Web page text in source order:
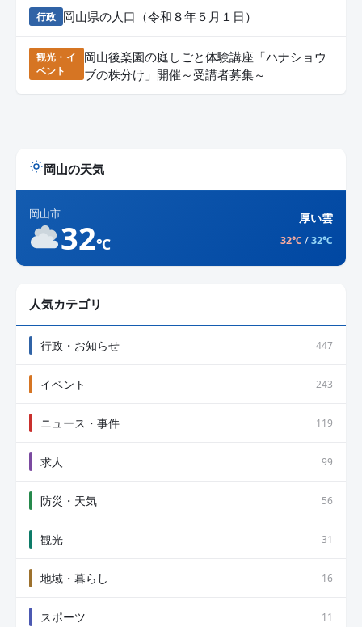
行政 岡山県の人口（令和８年５月１日）
観光・イ
ベント
岡山後楽園の庭しごと体験講座「ハナショウ
ブの株分け」開催～受講者募集～
岡山の天気
岡山市
32℃
厚い雲
32℃ /32℃
人気カテゴリ
行政・お知らせ 447
イベント 243
ニュース・事件 119
求人 99
防災・天気 56
観光 31
地域・暮らし 16
スポーツ 11